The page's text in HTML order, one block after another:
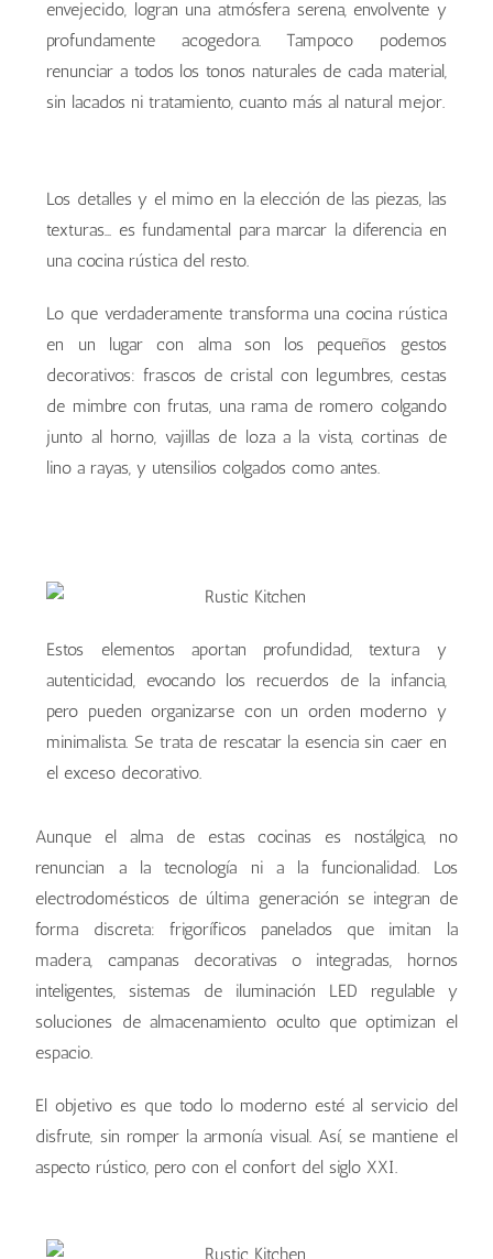
envejecido, logran una atmósfera serena, envolvente y
profundamente acogedora. Tampoco podemos
renunciar a todos los tonos naturales de cada material,
sin lacados ni tratamiento, cuanto más al natural mejor.
Los detalles y el mimo en la elección de las piezas, las
texturas… es fundamental para marcar la diferencia en
una cocina rústica del resto.
Lo que verdaderamente transforma una cocina rústica
en un lugar con alma son los pequeños gestos
decorativos: frascos de cristal con legumbres, cestas
de mimbre con frutas, una rama de romero colgando
junto al horno, vajillas de loza a la vista, cortinas de
lino a rayas, y utensilios colgados como antes.
Estos elementos aportan profundidad, textura y
autenticidad, evocando los recuerdos de la infancia,
pero pueden organizarse con un orden moderno y
minimalista. Se trata de rescatar la esencia sin caer en
el exceso decorativo.
Aunque el alma de estas cocinas es nostálgica, no
renuncian a la tecnología ni a la funcionalidad. Los
electrodomésticos de última generación se integran de
forma discreta: frigoríficos panelados que imitan la
madera, campanas decorativas o integradas, hornos
inteligentes, sistemas de iluminación LED regulable y
soluciones de almacenamiento oculto que optimizan el
espacio.
El objetivo es que todo lo moderno esté al servicio del
disfrute, sin romper la armonía visual. Así, se mantiene el
aspecto rústico, pero con el confort del siglo XXI.